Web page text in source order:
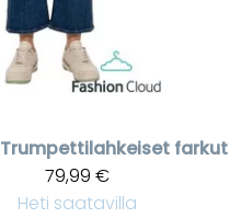
Trumpettilahkeiset farkut
79,99 €
Heti saatavilla